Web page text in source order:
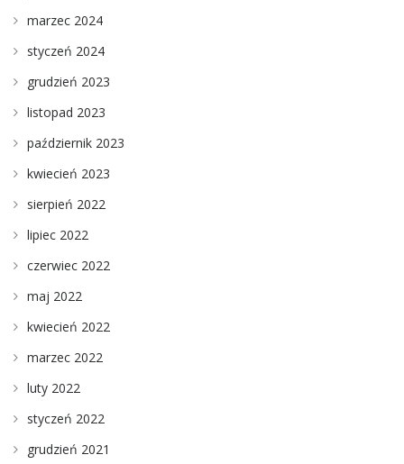
marzec 2024
styczeń 2024
grudzień 2023
listopad 2023
październik 2023
kwiecień 2023
sierpień 2022
lipiec 2022
czerwiec 2022
maj 2022
kwiecień 2022
marzec 2022
luty 2022
styczeń 2022
grudzień 2021